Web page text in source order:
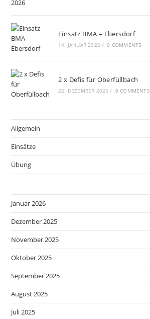
Einsatz BMA – Ebersdorf
14. JANUAR 2026 / 0 COMMENTS
2 x Defis für Oberfüllbach
22. DEZEMBER 2025 / 0 COMMENTS
Allgemein
Einsätze
Übung
Januar 2026
Dezember 2025
November 2025
Oktober 2025
September 2025
August 2025
Juli 2025